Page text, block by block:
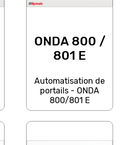
ONDA 800 /
801 E
Automatisation de
portails - ONDA
800/801 E